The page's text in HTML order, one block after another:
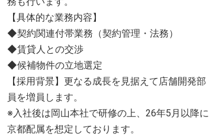
【具体的な業務内容】
◆契約関連付帯業務（契約管理・法務）
◆賃貸人との交渉
◆候補物件の立地選定
【採用背景】更なる成長を見据えて店舗開発部
員を増員します。
※入社後は岡山本社で研修の上、26年5月以降に
京都配属を想定しております。